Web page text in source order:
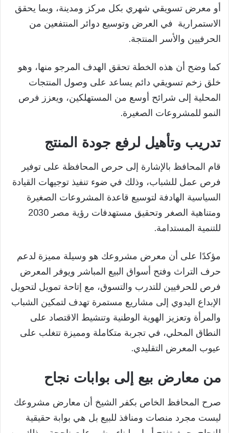
أو معرض تسويقي شهري بكل مركز ومدينة، وبما يحقق
الاستمرارية في العرض وتوسيع دوائر المنتفعين من
الحرفيين والأسر المنتجة.
كما وضح أن هذه الخطة تحقق الهدف المرجو منها، وهو
خلق زخم تسويقي دائم يساعد على وصول المنتجات
المحلية إلى شرائح أوسع من المستهلكين، ويعزز فرص
النمو للمشروعات الصغيرة.
تدريب وتأهيل لرفع جودة المنتج
قام المحافظ بالإشارة إلى حرص المحافظة على توفير
فرص عمل للشباب، وذلك في ضوء تنفيذ توجيهات القيادة
السياسية الهادفة لتوسيع قاعدة المشروعات الصغيرة
ومتناهية الصغر وتحقيق مستهدفات رؤية مصر 2030
للتنمية المستدامة.
مؤكدًا على أن معرض مشروعك هو وسيلة مميزة لدعم
حرف التراث وفتح أسواق البيع المباشر ويوفر المعرض
فرص للحرفيين للتدرب والتسوق، مع إتاحة تمويل لتحويل
الإبداع اليدوي إلى مشاريع مستمرة تهدف لتمكين الشباب
والمرأة وتعزيز الهوية الوطنية وتنشيط الاقتصاد على
النطاق المحلي، في تجربة متكاملة ومميزة تتغلب على
عيوب المعرض التقليدي.
من معارض بيع إلى بوابات نجاح
صرح المحافظ الخاص بكفر الشيخ أن معارض مشروعك
ليست مجرد منصات ومنافذ للبيع بل هي بوابة حقيقية